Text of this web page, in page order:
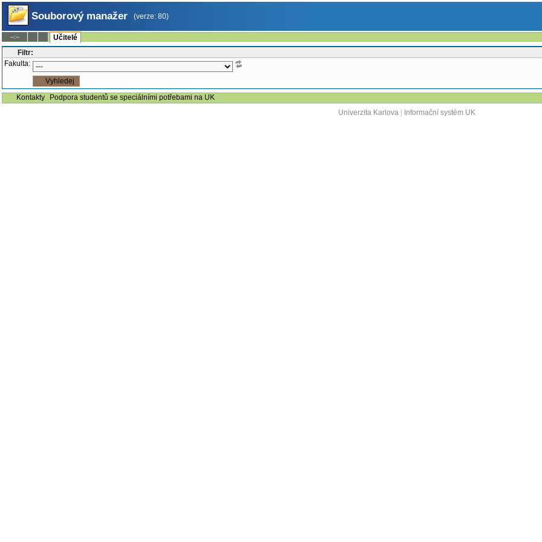
Souborový manažer (verze: 80)
--:--
Učitelé
Filtr:
Fakulta:
Kontakty
Podpora studentů se speciálními potřebami na UK
Univerzita Karlova| Informační systém UK